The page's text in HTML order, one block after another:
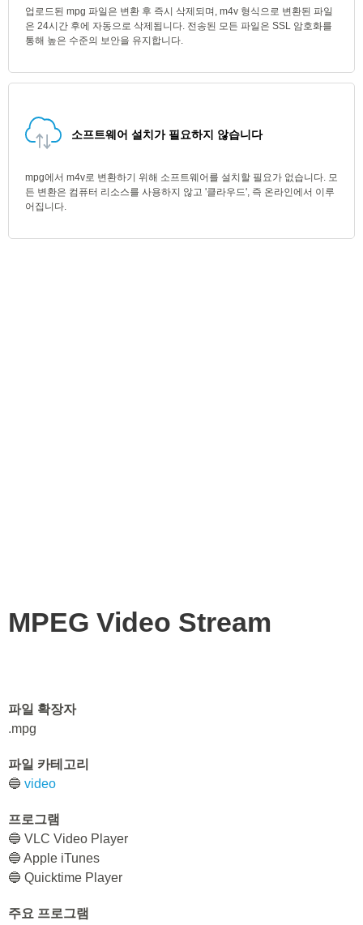
업로드된 mpg 파일은 변환 후 즉시 삭제되며, m4v 형식으로 변환된 파일
은 24시간 후에 자동으로 삭제됩니다. 전송된 모든 파일은 SSL 암호화를
통해 높은 수준의 보안을 유지합니다.
소프트웨어 설치가 필요하지 않습니다
mpg에서 m4v로 변환하기 위해 소프트웨어를 설치할 필요가 없습니다. 모
든 변환은 컴퓨터 리소스를 사용하지 않고 '클라우드', 즉 온라인에서 이루
어집니다.
MPEG Video Stream
파일 확장자
.mpg
파일 카테고리
🔵 video
프로그램
🔵 VLC Video Player
🔵 Apple iTunes
🔵 Quicktime Player
주요 프로그램